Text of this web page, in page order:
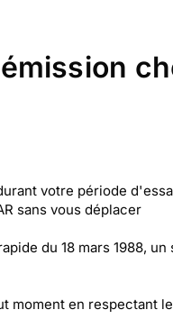
votre période
sans vous déplacer
du 18 mars 1988,
en respectant